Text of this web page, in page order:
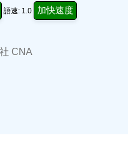
語速: 1.0 加快速度
CNA